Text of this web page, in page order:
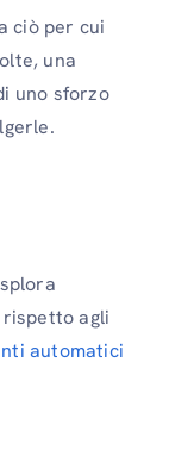
ciò per cui
una
uno sforzo
agli
automatici